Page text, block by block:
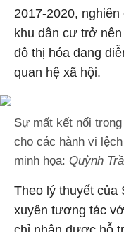
2017-2020,
khu dân cư trở
đô thị hóa đang
quan hệ xã hội.
Sự mất kết nối
cho các hành vi
minh họa: Quỳnh
Theo lý thuyết của
xuyên tương tác